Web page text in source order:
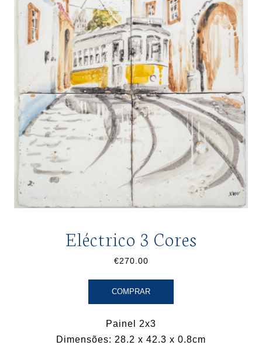
Eléctrico 3 Cores
€270.00
COMPRAR
Painel 2x3
Dimensões: 28.2 x 42.3 x 0.8cm